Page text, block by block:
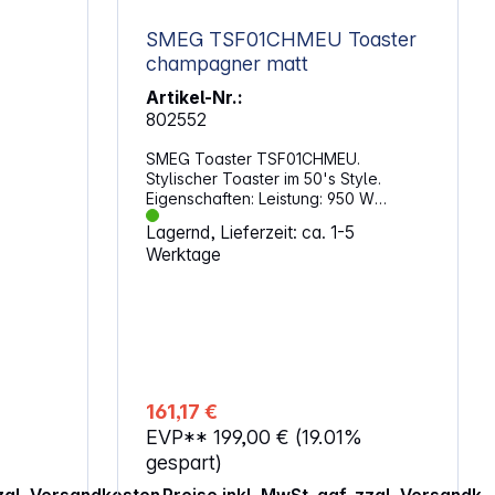
SMEG TSF01CHMEU Toaster
champagner matt
Artikel-Nr.:
802552
SMEG Toaster TSF01CHMEU.
Stylischer Toaster im 50's Style.
Eigenschaften: Leistung: 950 W
Kompakter 2-Schlitz-Toaster (mit
extra breiten Toastschlitze von 36
mm) 2 Toastschlitze für gleichzeitiges
Gerätesockelmaterial: Kunststoff Art
der Bedienelemente:
Aktivierungshebel mit Kugelgriff,
Bedientasten, Bedienknebel
Lagernd, Lieferzeit: ca. 1-5
Werktage
161,17 €
EVP**199,00 € (19.01%
gespart)